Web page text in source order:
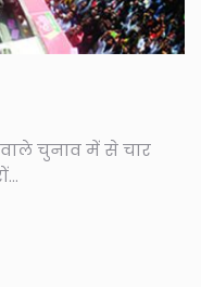
वाले चुनाव में से चार